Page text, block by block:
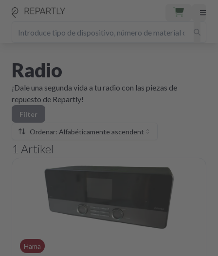
Radio
¡Dale una segunda vida a tu radio con las piezas de
repuesto de Repartly!
Filter
Ordenar: Alfabéticamente ascendente
1 Artikel
Hama